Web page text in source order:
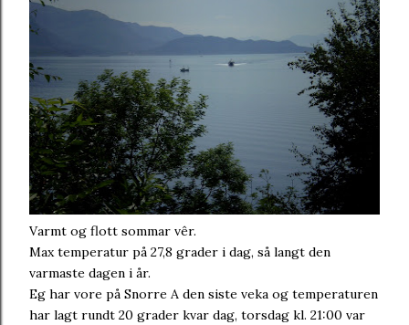
Varmt og flott sommar vêr.
Max temperatur på 27,8 grader i dag, så langt den
varmaste dagen i år.
Eg har vore på Snorre A den siste veka og temperaturen
har lagt rundt 20 grader kvar dag, torsdag kl. 21:00 var